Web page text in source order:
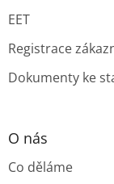
EET
Registrace
Dokumenty ke
O nás
Co děláme